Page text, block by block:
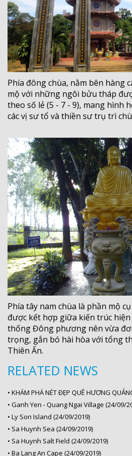
Phía đông chùa, nằm bên hàng
mộ với những ngôi bửu tháp
theo số lẻ (5 - 7 - 9), mang hình
các vị sư tổ và thiền sư trụ trì
Phía tây nam chùa là phần mộ
được kết hợp giữa kiến trúc
thống Đông phương nên vừa
trọng, gắn bó hài hòa với tổng
Thiên Ấn.
RELATED NEWS
• KHÁM PHÁ NÉT ĐẸP QUÊ HƯƠNG
• Ganh Yen - Quang Ngai Village (24/09/
• Ly Son Island (24/09/2019)
• Sa Huynh Sea (24/09/2019)
• Sa Huynh Salt Field (24/09/2019)
• Ba Lang An Cape (24/09/2019)